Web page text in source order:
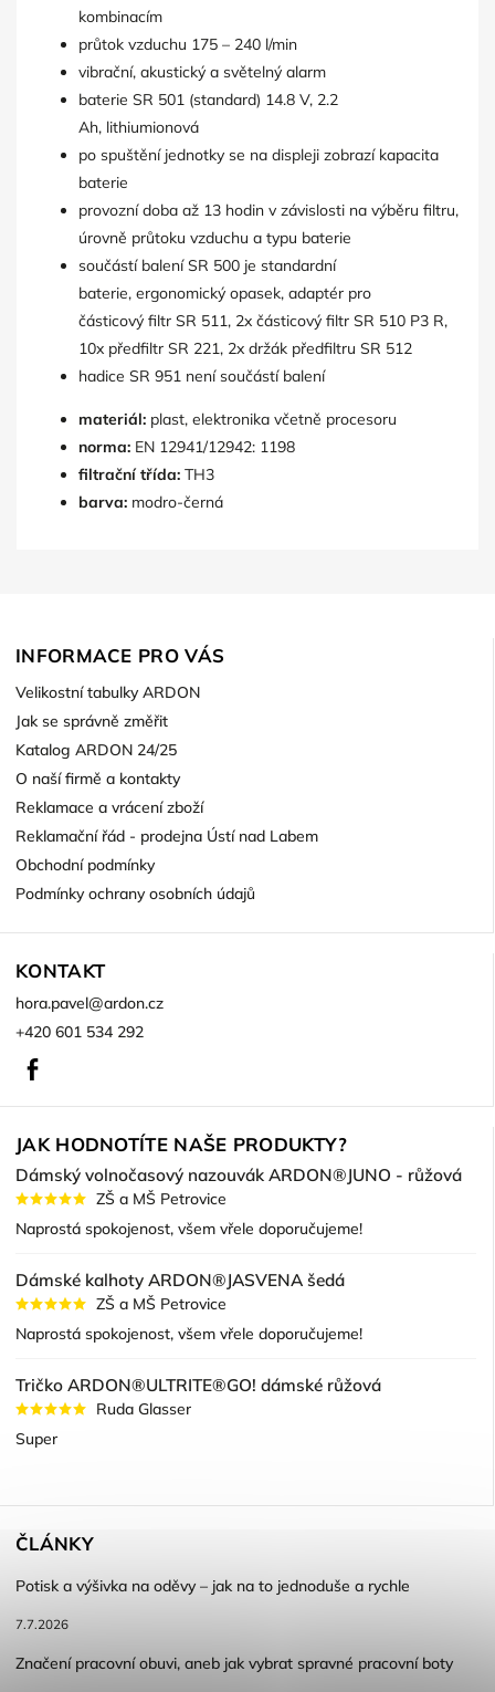
kombinacím
průtok vzduchu 175 – 240 l/min
vibrační, akustický a světelný alarm
baterie SR 501 (standard) 14.8 V, 2.2
Ah, lithiumionová
po spuštění jednotky se na displeji zobrazí kapacita
baterie
provozní doba až 13 hodin v závislosti na výběru filtru,
úrovně průtoku vzduchu a typu baterie
součástí balení SR 500 je standardní
baterie, ergonomický opasek, adaptér pro
částicový filtr SR 511, 2x částicový filtr SR 510 P3 R,
10x předfiltr SR 221, 2x držák předfiltru SR 512
hadice SR 951 není součástí balení
materiál: plast, elektronika včetně procesoru
norma: EN 12941/12942: 1198
filtrační třída: TH3
barva: modro-černá
INFORMACE PRO VÁS
Velikostní tabulky ARDON
Jak se správně změřit
Katalog ARDON 24/25
O naší firmě a kontakty
Reklamace a vrácení zboží
Reklamační řád - prodejna Ústí nad Labem
Obchodní podmínky
Podmínky ochrany osobních údajů
KONTAKT
hora.pavel@ardon.cz
+420 601 534 292
JAK HODNOTÍTE NAŠE PRODUKTY?
Dámský volnočasový nazouvák ARDON®JUNO - růžová
ZŠ a MŠ Petrovice
Naprostá spokojenost, všem vřele doporučujeme!
Dámské kalhoty ARDON®JASVENA šedá
ZŠ a MŠ Petrovice
Naprostá spokojenost, všem vřele doporučujeme!
Tričko ARDON®ULTRITE®GO! dámské růžová
Ruda Glasser
Super
ČLÁNKY
Potisk a výšivka na oděvy – jak na to jednoduše a rychle
7.7.2026
Značení pracovní obuvi, aneb jak vybrat spravné pracovní boty